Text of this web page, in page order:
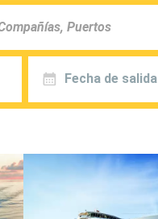
Fecha de salida